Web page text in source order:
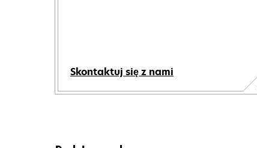
Skontaktuj się z nami